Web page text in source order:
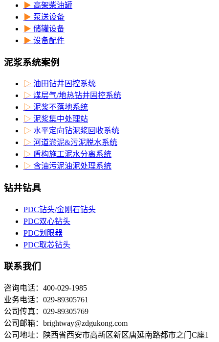
▶ 高架柴油罐
▶ 泵送设备
▶ 储罐设备
▶ 设备配件
泥浆系统案例
▷ 油田钻井固控系统
▷ 煤层气/地热钻井固控系统
▷ 泥浆不落地系统
▷ 泥浆集中处理站
▷ 水平定向钻泥浆回收系统
▷ 河道淤泥&污泥脱水系统
▷ 盾构施工泥水分离系统
▷ 含油污泥油泥处理系统
钻井钻具
PDC钻头/金刚石钻头
PDC双心钻头
PDC划眼器
PDC取芯钻头
联系我们
咨询电话：400-029-1985
业务电话：029-89305761
公司传真：029-89305769
公司邮箱：brightway@zdgukong.com
公司地址：陕西省西安市高新区新区唐延南路都市之门C座1